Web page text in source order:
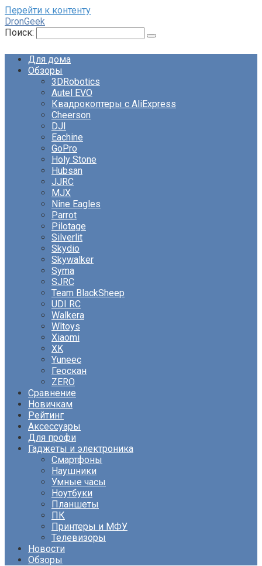
Перейти к контенту
DronGeek
Поиск:
Для дома
Обзоры
3DRobotics
Autel EVO
Квадрокоптеры с AliExpress
Cheerson
DJI
Eachine
GoPro
Holy Stone
Hubsan
JJRC
MJX
Nine Eagles
Parrot
Pilotage
Silverlit
Skydio
Skywalker
Syma
SJRC
Team BlackSheep
UDI RC
Walkera
Wltoys
Xiaomi
XK
Yuneec
Геоскан
ZERO
Сравнение
Новичкам
Рейтинг
Аксессуары
Для профи
Гаджеты и электроника
Смартфоны
Наушники
Умные часы
Ноутбуки
Планшеты
ПК
Принтеры и МФУ
Телевизоры
Новости
Обзоры